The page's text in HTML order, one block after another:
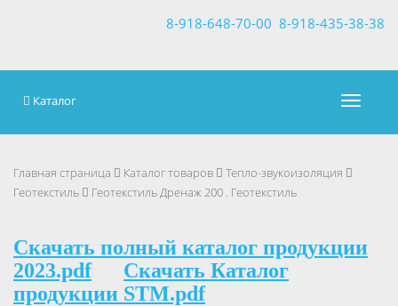
8-918-435-38-38
8-918-648-70-00
Каталог
Главная страница Каталог товаров
Тепло-звукоизоляция
Геотекстиль
Геотекстиль Дренаж 200 . Геотекстиль
Скачать полный каталог продукции
2023.pdf
Скачать Каталог
продукции STM.pdf